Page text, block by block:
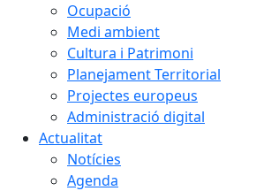
Ocupació
Medi ambient
Cultura i Patrimoni
Planejament Territorial
Projectes europeus
Administració digital
Actualitat
Notícies
Agenda